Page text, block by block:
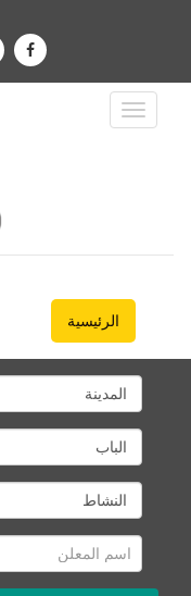
Toggle
Navigation
الرئيسية